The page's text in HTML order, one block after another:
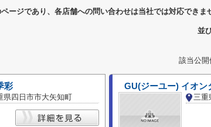
ージであり、各店舗への問い合わせは当社では対応できま
並
該当公開
彩
県四日市市大矢知町
GU(ジーユー) イオン
三重